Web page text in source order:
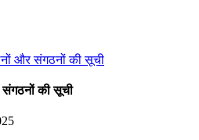
और संगठनों की सूची
की सूची